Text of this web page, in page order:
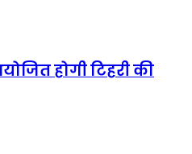
होगी टिहरी की